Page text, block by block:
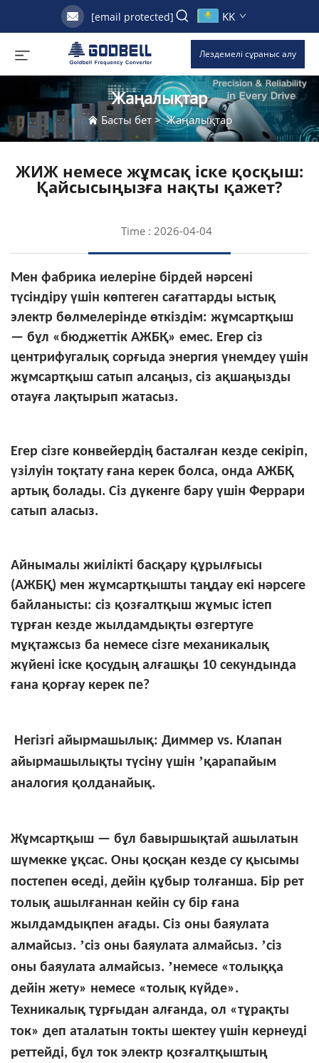
[email protected] KK
Лездемелі сұраныс алу
Жаңалықтар
Басты бет>Жаңалықтар
ЖИЖ немесе жұмсақ іске қосқыш:
Қайсысыңызға нақты қажет?
Time : 2026-04-04
Мен фабрика иелеріне бірдей нәрсені
түсіндіру үшін көптеген сағаттарды ыстық
электр бөлмелерінде өткіздім: жұмсартқыш
— бұл «бюджеттік АЖБҚ» емес. Егер сіз
центрифугалық сорғыда энергия үнемдеу үшін
жұмсартқыш сатып алсаңыз, сіз ақшаңызды
отауға лақтырып жатасыз.
Егер сізге конвейердің басталған кезде секіріп,
үзілуін тоқтату ғана керек болса, онда АЖБҚ
артық болады. Сіз дүкенге бару үшін Феррари
сатып аласыз.
Айнымалы жиілікті басқару құрылғысы
(АЖБҚ) мен жұмсартқышты таңдау екі нәрсеге
байланысты: сіз қозғалтқыш жұмыс істеп
тұрған кезде жылдамдықты өзгертуге
мұқтажсыз ба немесе сізге механикалық
жүйені іске қосудың алғашқы 10 секундында
ғана қорғау керек пе?
Негізгі айырмашылық: Диммер vs. Клапан
айырмашылықты түсіну үшін ’қарапайым
аналогия қолданайық.
Жұмсартқыш — бұл бавыршықтай ашылатын
шүмекке ұқсас. Оны қосқан кезде су қысымы
постепен өседі, дейін құбыр толғанша. Бір рет
толық ашылғаннан кейін су бір ғана
жылдамдықпен ағады. Сіз оны баяулата
алмайсыз. ’сіз оны баяулата алмайсыз. ’сіз
оны баяулата алмайсыз. ’немесе «толыққа
дейін жету» немесе «толық күйде».
Техникалық тұрғыдан алғанда, ол «тұрақты
ток» деп аталатын токты шектеу үшін кернеуді
реттейді, бұл ток электр қозғалтқыштың